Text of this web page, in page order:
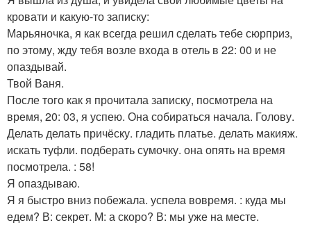
кровати и какую-то записку:
Марьяночка, я как всегда решил сделать тебе сюрприз,
по этому, жду тебя возле входа в отель в 22: 00 и не
опаздывай.
Твой Ваня.
После того как я прочитала записку, посмотрела на
время, 20: 03, я успею. Она собираться начала. Голову.
Делать делать причёску. гладить платье. делать макияж.
искать туфли. подберать сумочку. она опять на время
посмотрела. : 58!
Я опаздываю.
Я я быстро вниз побежала. успела вовремя. : куда мы
едем? В: секрет. М: а скоро? В: мы уже на месте.